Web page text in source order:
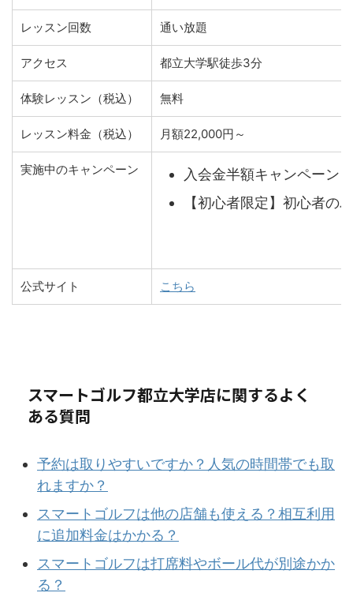
レッスン回数 通い放題
アクセス 都立大学駅徒歩3分
体験レッスン（税込） 無料
レッスン料金（税込） 月額22,000円～
実施中のキャンペーン
入会金半額キャンペーン
【初心者限定】初心者の
公式サイト こちら
スマートゴルフ都立大学店に関するよく
ある質問
予約は取りやすいですか？人気の時間帯でも取
れますか？
スマートゴルフは他の店舗も使える？相互利用
に追加料金はかかる？
スマートゴルフは打席料やボール代が別途かか
る？